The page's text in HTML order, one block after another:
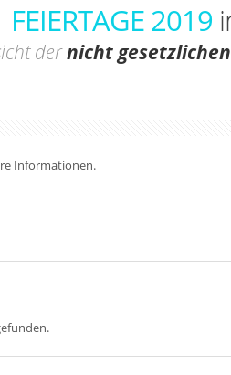
FEIERTAGE 2019
dernicht gesetzlichen
Informationen.